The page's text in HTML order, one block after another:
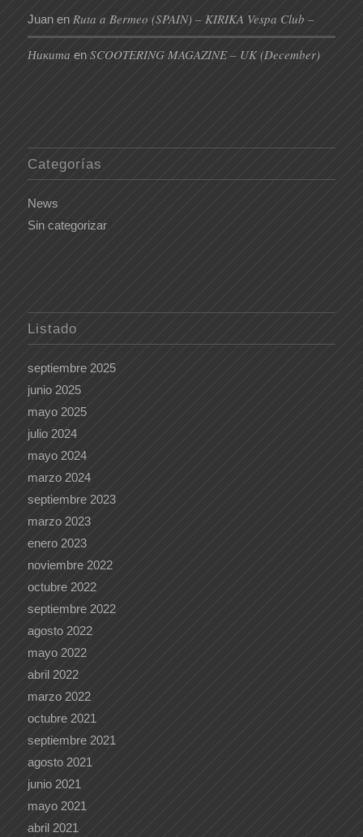
Juanen Ruta a Bermeo (SPAIN) – KIRIKA Vespa Club –
Никита en SCOOTERING MAGAZINE – UK (December)
Categorías
News
Sin categorizar
Listado
septiembre 2025
junio 2025
mayo 2025
julio 2024
mayo 2024
marzo 2024
septiembre 2023
marzo 2023
enero 2023
noviembre 2022
octubre 2022
septiembre 2022
agosto 2022
mayo 2022
abril 2022
marzo 2022
octubre 2021
septiembre 2021
agosto 2021
junio 2021
mayo 2021
abril 2021